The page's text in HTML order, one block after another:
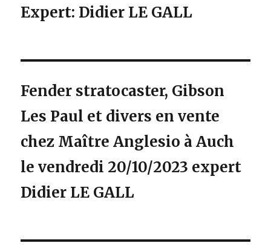
Expert: Didier LE GALL
Fender stratocaster, Gibson
Les Paul et divers en vente
chez Maître Anglesio à Auch
le vendredi 20/10/2023 expert
Didier LE GALL